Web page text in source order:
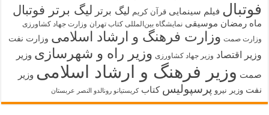
فوتبال فیلم سینمایی قرآن کریم لیگ برتر لیگ برتر فوتبال
ماه رمضان موسیقی نمایشگاه بین‌المللی کتاب تهران وزارت جهاد کشاورزی
وزارت صمت وزارت فرهنگ و ارشاد اسلامی وزارت نفت
وزیر اقتصاد وزیر جهاد کشاورزی وزیر راه و شهرسازی وزیر
صمت وزیر فرهنگ و ارشاد اسلامی وزیر
نفت وزیر نیرو پرسپولیس کتاب کریستیانو رونالدو النصر عربستان